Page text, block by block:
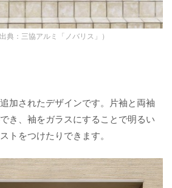
典：三協アルミ「ノバリス」）
加されたデザインです。片袖と両袖
き、袖をガラスにすることで明るい
トをつけたりできます。